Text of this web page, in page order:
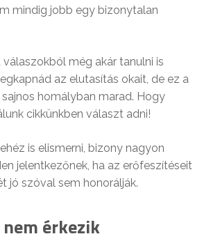
mindig jobb egy bizonytalan
még akár tanulni is
az elutasítás okait, de ez a
homályban marad. Hogy
cikkünkben választ adni!
is elismerni, bizony nagyon
jelentkezőnek, ha az erőfeszítéseit
jó szóval sem honorálják.
érkezik